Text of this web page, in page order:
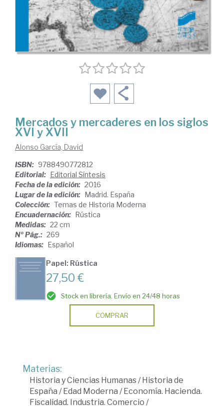
Mercados y mercaderes en los siglos
XVI y XVII
Alonso García, David
ISBN: 9788490772812
Editorial: Editorial Síntesis
Fecha de la edición: 2016
Lugar de la edición: Madrid. España
Colección: Temas de Historia Moderna
Encuadernación: Rústica
Medidas: 22 cm
Nº Pág.: 269
Idiomas: Español
Papel: Rústica
27,50 €
Stock en librería. Envío en 24/48 horas
COMPRAR
Materias:
Historia y Ciencias Humanas /Historia de
España /Edad Moderna /Economía. Hacienda.
Fiscalidad. Industria. Comercio /